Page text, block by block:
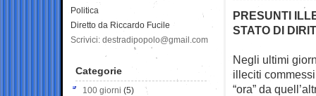
PRESUNTI
STATO DI
Negli ultimi
illeciti commessi
“ora” da
Politica
Diretto da Riccardo Fucile
Scrivici: destradipopolo@gmail.com
Categorie
100 giorni (5)